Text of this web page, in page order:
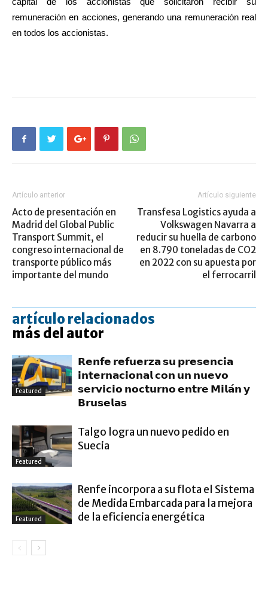
capital de los accionistas que solicitaron recibir su
remuneración en acciones, generando una remuneración real
en todos los accionistas.
Artículo anterior
Acto de presentación en
Madrid del Global Public
Transport Summit, el
congreso internacional de
transporte público más
importante del mundo
Artículo siguiente
Transfesa Logistics ayuda a
Volkswagen Navarra a
reducir su huella de carbono
en 8.790 toneladas de CO2
en 2022 con su apuesta por
el ferrocarril
artículo relacionados
más del autor
Featured
𝗥𝗲𝗻𝗳𝗲 𝗿𝗲𝗳𝘂𝗲𝗿𝘇𝗮 𝘀𝘂 𝗽𝗿𝗲𝘀𝗲𝗻𝗰𝗶𝗮
𝗶𝗻𝘁𝗲𝗿𝗻𝗮𝗰𝗶𝗼𝗻𝗮𝗹 𝗰𝗼𝗻 𝘂𝗻 𝗻𝘂𝗲𝘃𝗼
𝘀𝗲𝗿𝘃𝗶𝗰𝗶𝗼 𝗻𝗼𝗰𝘁𝘂𝗿𝗻𝗼 𝗲𝗻𝘁𝗿𝗲 𝗠𝗶𝗹𝗮́𝗻 𝘆
𝗕𝗿𝘂𝘀𝗲𝗹𝗮𝘀
Featured
Talgo logra un nuevo pedido en
Suecia
Featured
Renfe incorpora a su flota el Sistema
de Medida Embarcada para la mejora
de la eficiencia energética